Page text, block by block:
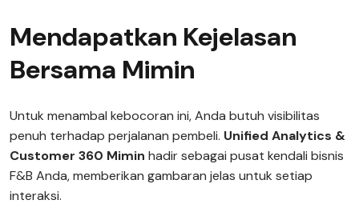
Mendapatkan Kejelasan
Bersama Mimin
Untuk menambal kebocoran ini, Anda butuh visibilitas
penuh terhadap perjalanan pembeli. Unified Analytics &
Customer 360 Mimin hadir sebagai pusat kendali bisnis
F&B Anda, memberikan gambaran jelas untuk setiap
interaksi.